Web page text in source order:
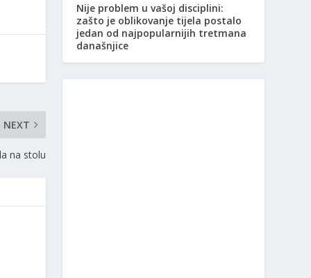
NEXT
na stolu
Nije problem u vašoj disciplini:
zašto je oblikovanje tijela postalo
jedan od najpopularnijih tretmana
današnjice